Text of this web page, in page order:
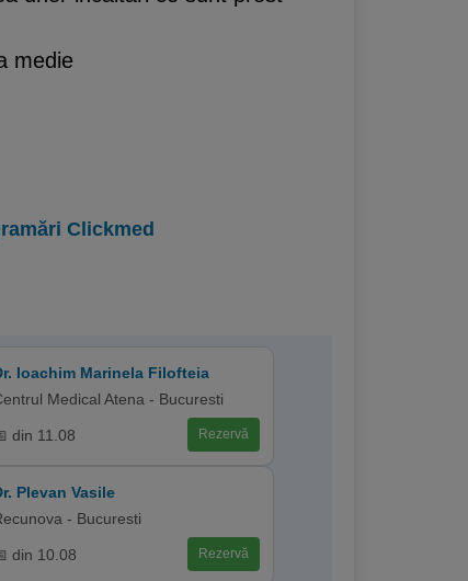
medie
Clickmed
Ioachim Marinela Filofteia
Medical Atena - Bucuresti
din 11.08 Rezervă
Plevan Vasile
- Bucuresti
din 10.08 Rezervă